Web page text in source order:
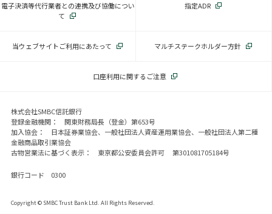
電子決済等代行業者との連携及び協働につい
て
指定ADR
当ウェブサイトご利用にあたって マルチステークホルダー方針
口座利用に関するご注意
株式会社SMBC信託銀行
登録金融機関： 関東財務局長（登金）第653号
加入協会： 日本証券業協会、一般社団法人資産運用業協会、一般社団法人第二種
金融商品取引業協会
古物営業法に基づく表示： 東京都公安委員会許可 第301081705184号
銀行コード 0300
Copyright © SMBC Trust Bank Ltd. All Rights Reserved.